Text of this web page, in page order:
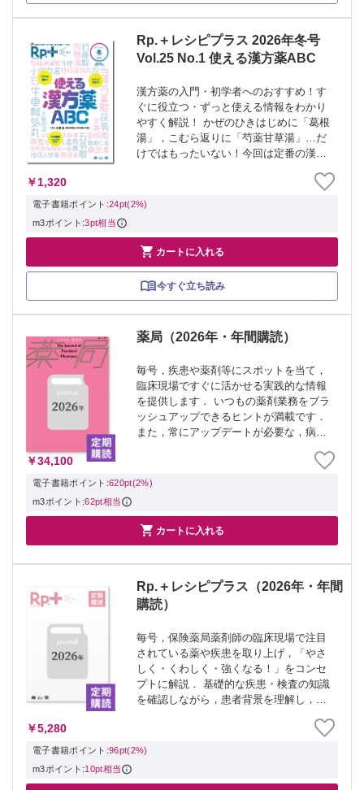
Rp.＋レシピプラス 2026年冬号
Vol.25 No.1 使える漢方薬ABC
漢方薬の入門・初学者へのおすすめ！す
ぐに役立つ・ずっと使える情報をわかり
やすく解説！ かぜのひきはじめに「葛根
湯」，こむら返りに「芍薬甘草湯」…だ
けではもったいない！今回は定番の漢方
状への対応を解説します．頭痛，冷え，
めまいなどにどうやって漢方薬を選択す
￥1,320
電子書籍ポイント:24pt(2%)
m3ポイント:3pt相当
 カートに入れる
今すぐ立ち読み
薬局（2026年・年間購読）
毎号，疾患や薬剤等にスポットを当て，
臨床現場ですぐに活かせる実践的な情報
を提供します． いつもの薬剤業務をブラ
ッシュアップできるヒントが満載です．
また，常にアップデートが必要な，病気
Vol.77 No.1 薬物治療のエビ...
￥34,100
電子書籍ポイント:620pt(2%)
m3ポイント:62pt相当
 カートに入れる
Rp.＋レシピプラス（2026年・年間
購読）
毎号，保険薬局薬剤師の臨床現場で注目
されている薬や疾患を取り上げ，「やさ
しく・くわしく・強くなる！」をコンセ
プトに解説． 基礎的な疾患・検査の知識
を確認しながら，患者背景を理解し，
けます．オールカラーでみやすい人気の
季刊誌． ▼対象号▼ ・Rp.＋レシピプラ
￥5,280
電子書籍ポイント:96pt(2%)
m3ポイント:10pt相当